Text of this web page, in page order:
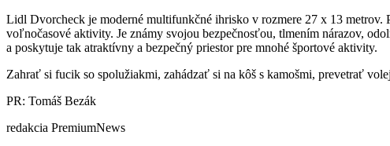
Lidl Dvorcheck je moderné multifunkčné ihrisko v rozmere 27 x 13
voľnočasové aktivity. Je známy svojou bezpečnosťou, tlmením nárazov,
a poskytuje tak atraktívny a bezpečný priestor pre mnohé športové aktivity.
Zahrať si fucik so spolužiakmi, zahádzať si na kôš s kamošmi, prevetrať
PR: Tomáš Bezák
redakcia PremiumNews